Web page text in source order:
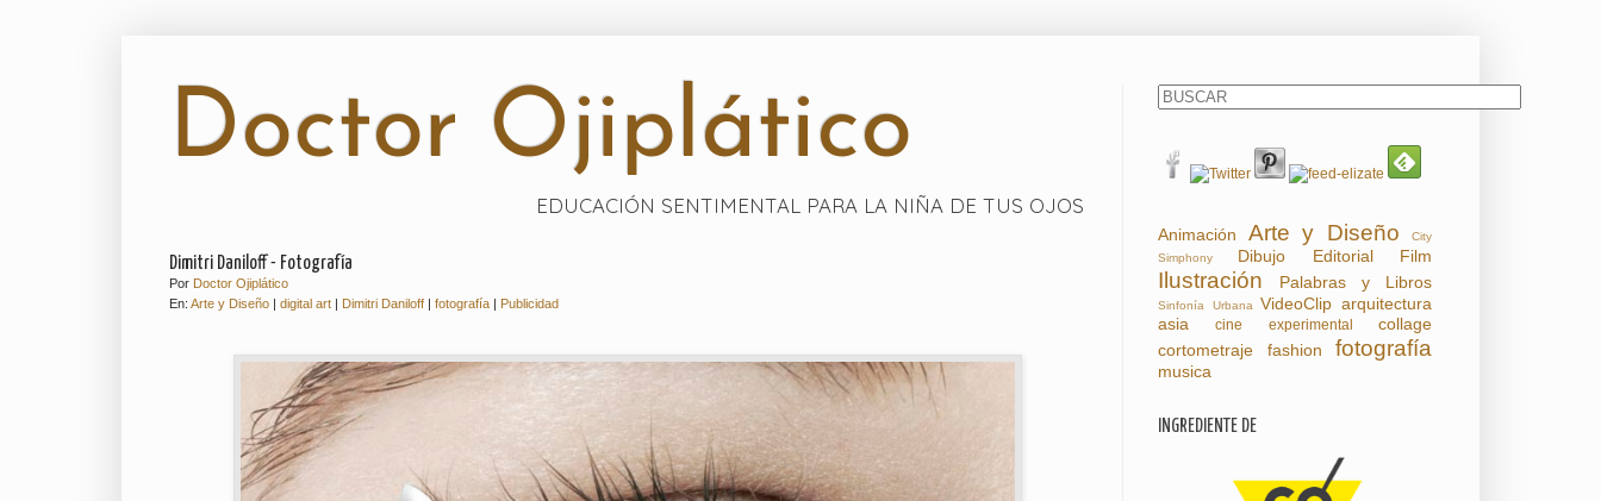
Doctor Ojiplático
EDUCACIÓN SENTIMENTAL PARA LA NIÑA DE TUS OJOS
Dimitri Daniloff - Fotografía
Por Doctor Ojiplático
En: Arte y Diseño | digital art | Dimitri Daniloff | fotografía | Publicidad
Animación Arte y Diseño
City
Simphony
Dibujo Editorial Film
Ilustración Palabras y Libros
Sinfonía Urbana VideoClip arquitectura
asia
cine experimental
collage
cortometraje
fashion fotografía
musica
INGREDIENTE DE